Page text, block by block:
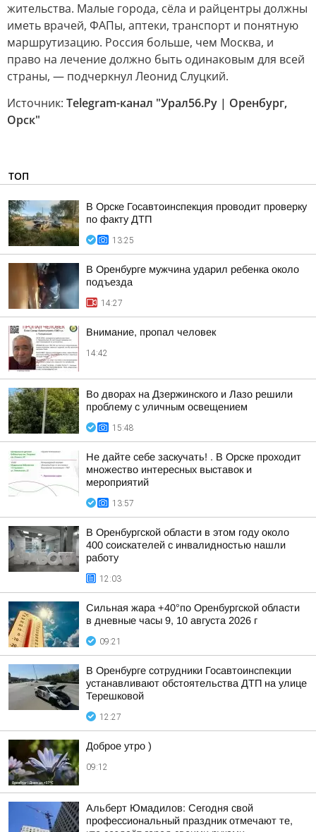
жительства. Малые города, сёла и райцентры должны
иметь врачей, ФАПы, аптеки, транспорт и понятную
маршрутизацию. Россия больше, чем Москва, и
право на лечение должно быть одинаковым для всей
страны, — подчеркнул Леонид Слуцкий.
Источник: Telegram-канал "Урал56.Ру | Оренбург,
Орск"
ТОП
В Орске Госавтоинспекция проводит проверку
по факту ДТП
13:25
В Оренбурге мужчина ударил ребенка около
подъезда
14:27
Внимание, пропал человек
14:42
Во дворах на Дзержинского и Лазо решили
проблему с уличным освещением
15:48
Не дайте себе заскучать! . В Орске проходит
множество интересных выставок и
мероприятий
13:57
В Оренбургской области в этом году около
400 соискателей с инвалидностью нашли
работу
12:03
Сильная жара +40°по Оренбургской области
в дневные часы 9, 10 августа 2026 г
09:21
В Оренбурге сотрудники Госавтоинспекции
устанавливают обстоятельства ДТП на улице
Терешковой
12:27
Доброе утро )
09:12
Альберт Юмадилов: Сегодня свой
профессиональный праздник отмечают те,